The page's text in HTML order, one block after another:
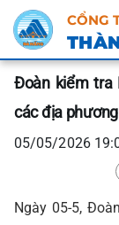
CỔNG
Đoàn kiểm tra
các địa phương
05/05/2026
Ngày 05-5,